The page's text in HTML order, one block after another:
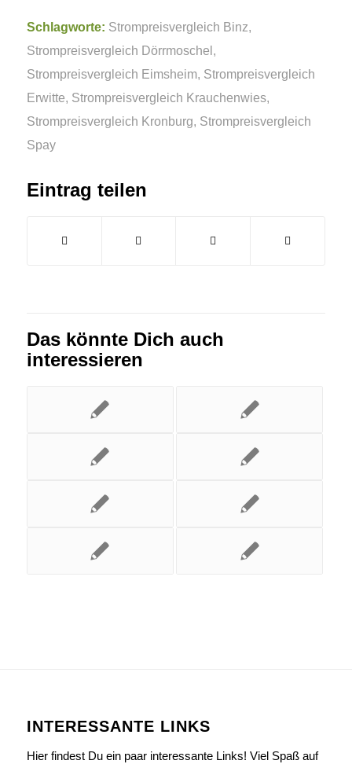
Schlagworte: Strompreisvergleich Binz,
Strompreisvergleich Dörrmoschel ,
Strompreisvergleich Eimsheim, Strompreisvergleich
Erwitte, Strompreisvergleich Krauchenwies,
Strompreisvergleich Kronburg, Strompreisvergleich
Spay
Eintrag teilen
Das könnte Dich auch
interessieren
INTERESSANTE LINKS
Hier findest Du ein paar interessante Links! Viel Spaß auf